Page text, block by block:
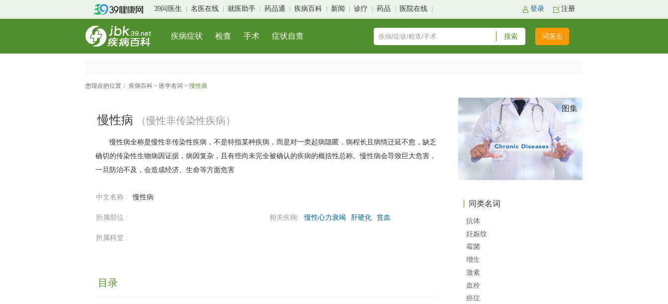
39问医生 名医在线 就医助手 药品通 疾病百科 新闻 诊疗 药品 医院在线 登录 注册
疾病症状 检查 手术 症状自查 问医生
您现在的位置： 疾病百科 > 医学名词 >慢性病
慢性病 （慢性非传染性疾病）
慢性病全称是慢性非传染性疾病，不是特指某种疾病，而是对一类起病隐匿，病程长且病情迁延不愈，缺乏
确切的传染性生物病因证据，病因复杂，且有些尚未完全被确认的疾病的概括性总称。慢性病会导致巨大危害，
一旦防治不及，会造成经济、生命等方面危害
中文名称 : 慢性病
所属部位 :
所属科室 :
相关疾病: 慢性心力衰竭 肝硬化 贫血
目录
图集
同类名词
抗体
妊娠纹
霉菌
增生
激素
血栓
癌症